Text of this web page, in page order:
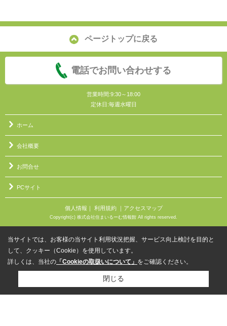
ページトップに戻る
電話でお問い合わせする
営業時間:9:30～18:00
定休日:毎週水曜日
ホーム
会社概要
お問合せ
PCサイト
個人情報 ｜ 利用規約｜ アクセスマップ
Copyright(c) 株式会社住まいるーむ情報館 All rights reserved.
当サイトでは、お客様の当サイト利用状況把握、サービス向上検討を目的と
して、クッキー（Cookie）を使用しています。
詳しくは、当社の 「Cookieの取扱いについて」 をご確認ください。
閉じる